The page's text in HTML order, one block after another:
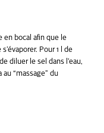
en bocal afin que le
Pour 1 l de
diluer le sel dans l’eau,
“massage” du